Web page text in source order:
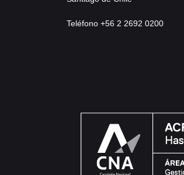
Teléfono +56 2 2692 0200